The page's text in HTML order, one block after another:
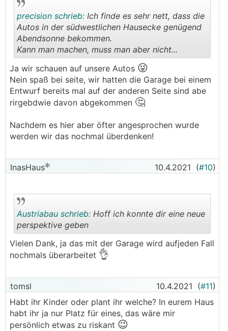
..
precision schrieb: Ich finde es sehr nett, dass die
Autos in der südwestlichen Hausecke genügend
Abendsonne bekommen.
Kann man machen, muss man aber nicht...
Ja wir schauen auf unsere Autos 😜
Nein spaß bei seite, wir hatten die Garage bei einem
Entwurf bereits mal auf der anderen Seite sind abe
rirgebdwie davon abgekommen 🤔
Nachdem es hier aber öfter angesprochen wurde
werden wir das nochmal überdenken!
InasHaus 10.4.2021 (#10)
..
Austriabau schrieb: Hoff ich konnte dir eine neue
perspektive geben
Vielen Dank, ja das mit der Garage wird aufjeden Fall
nochmals überarbeitet 👌
tomsl 10.4.2021 (#11)
Habt ihr Kinder oder plant ihr welche? In eurem Haus
habt ihr ja nur Platz für eines, das wäre mir
persönlich etwas zu riskant 😉